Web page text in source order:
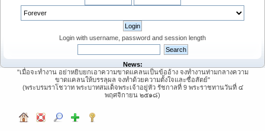
Login with username, password and session length
News:
"เมื่อจะทำงาน อย่าหยิบยกเอาความขาดแคลนเป็นข้ออ้าง จงทำงานท่ามกลางความ
ขาดแคลนให้บรรลุผล จงทำด้วยความตั้งใจและซื่อสัตย์"
(พระบรมราโชวาท พระบาทสมเด็จพระเจ้าอยู่หัว รัชกาลที่ 9 พระราชทานวันที่ ๔
พฤศจิกายน ๒๕๑๘)